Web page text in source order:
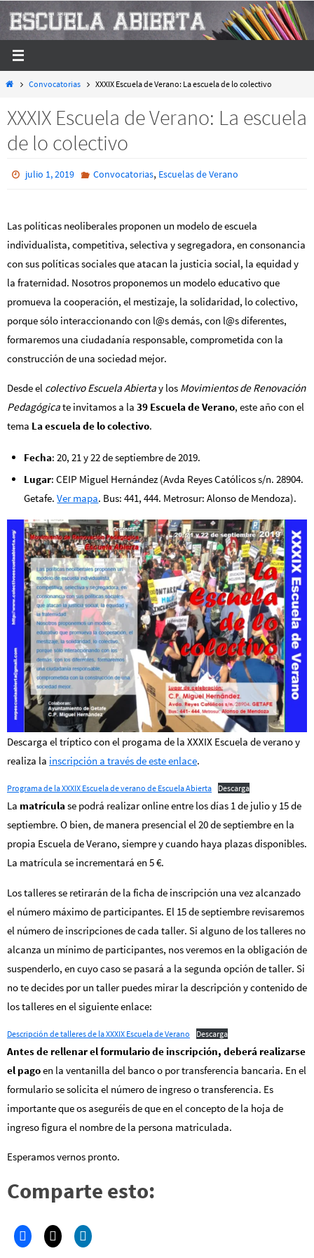
contenido
InicioConvocatorias XXXIX Escuela de Verano: La escuela de lo colectivo
XXXIX Escuela de Verano: La escuela
de lo colectivo
julio 1, 2019 Convocatorias, Escuelas de Verano
Las políticas neoliberales proponen un modelo de escuela
individualista, competitiva, selectiva y segregadora, en consonancia
con sus políticas sociales que atacan la justicia social, la equidad y
la fraternidad. Nosotros proponemos un modelo educativo que
promueva la cooperación, el mestizaje, la solidaridad, lo colectivo,
porque sólo interaccionando con l@s demás, con l@s diferentes,
formaremos una ciudadanía responsable, comprometida con la
construcción de una sociedad mejor.
Desde el colectivo Escuela Abiertay los Movimientos de Renovación
Pedagógicate invitamos a la 39 Escuela de Verano, este año con el
tema La escuela de lo colectivo.
Fecha: 20, 21 y 22 de septiembre de 2019.
Lugar: CEIP Miguel Hernández (Avda Reyes Católicos s/n. 28904.
Getafe.Ver mapa. Bus: 441, 444. Metrosur: Alonso de Mendoza).
Descarga el tríptico con el progama de la XXXIX Escuela de verano y
realiza la inscripción a través de este enlace.
Programa de la XXXIX Escuela de verano de Escuela Abierta Descarga
La matrículase podrá realizar online entre los días 1 de julio y 15 de
septiembre. O bien, de manera presencial el 20 de septiembre en la
propia Escuela de Verano, siempre y cuando haya plazas disponibles.
La matrícula se incrementará en 5 €.
Los talleres se retirarán de la ficha de inscripción una vez alcanzado
el número máximo de participantes. El 15 de septiembre revisaremos
el número de inscripciones de cada taller. Si alguno de los talleres no
alcanza un mínimo de participantes, nos veremos en la obligación de
suspenderlo, en cuyo caso se pasará a la segunda opción de taller. Si
no te decides por un taller puedes mirar la descripción y contenido de
los talleres en el siguiente enlace:
Descripción de talleres de la XXXIX Escuela de Verano Descarga
Antes de rellenar el formulario de inscripción, deberá realizarse
el pagoen la ventanilla del banco o por transferencia bancaria. En el
formulario se solicita el número de ingreso o transferencia. Es
importante que os aseguréis de que en el concepto de la hoja de
ingreso figura el nombre de la persona matriculada.
Esperamos vernos pronto.
Comparte esto: